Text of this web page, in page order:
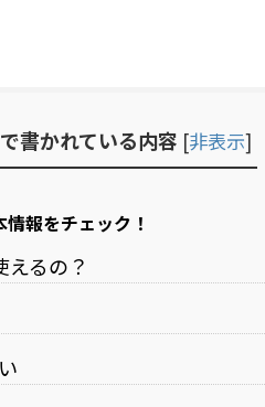
書かれている内容 [非表示]
報をチェック！
るの？